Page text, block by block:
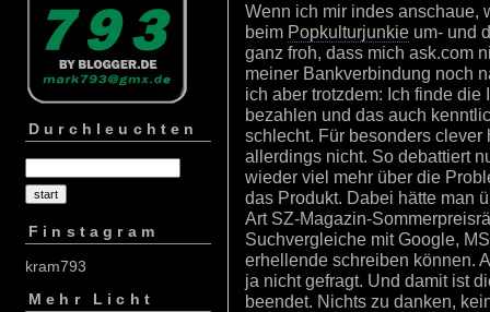
Durchleuchten
Finstagram
kram793
Mehr Licht
Wenn ich mir indes anschaue,
beim Popkulturjunkie um- und
ganz froh, dass mich ask.com
meiner Bankverbindung noch
ich aber trotzdem: Ich finde
bezahlen und das auch
schlecht. Für besonders
allerdings nicht. So debattiert
wieder viel mehr über die
das Produkt. Dabei hätte man
Art SZ-Magazin-
Suchvergleiche mit Google,
erhellende schreiben können.
ja nicht gefragt. Und damit ist
beendet. Nichts zu danken,